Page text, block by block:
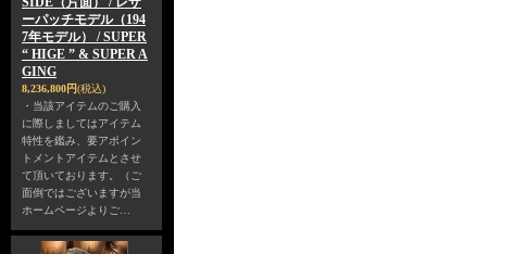
ーパッチモデル（194
7年モデル） / SUPER
“ HIGE ” & SUPER A
GING
8,236,800円(税込)
・当該アイテムのご購入
に際しましてはアイテム
特性を鑑み、要アポイン
トメントアイテムとさせ
て頂いております。（ご
面倒ではございますが当
ホームページよりご…